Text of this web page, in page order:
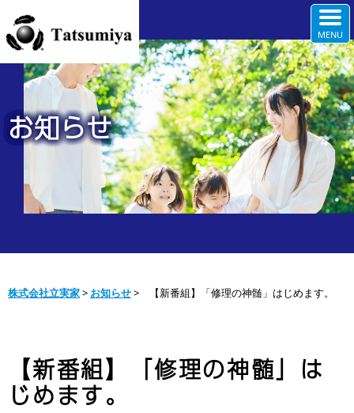
お知らせ
株式会社立実家> お知らせ> 【新番組】「修理の神髄」はじめます。
【新番組】「修理の神髄」は
じめます。